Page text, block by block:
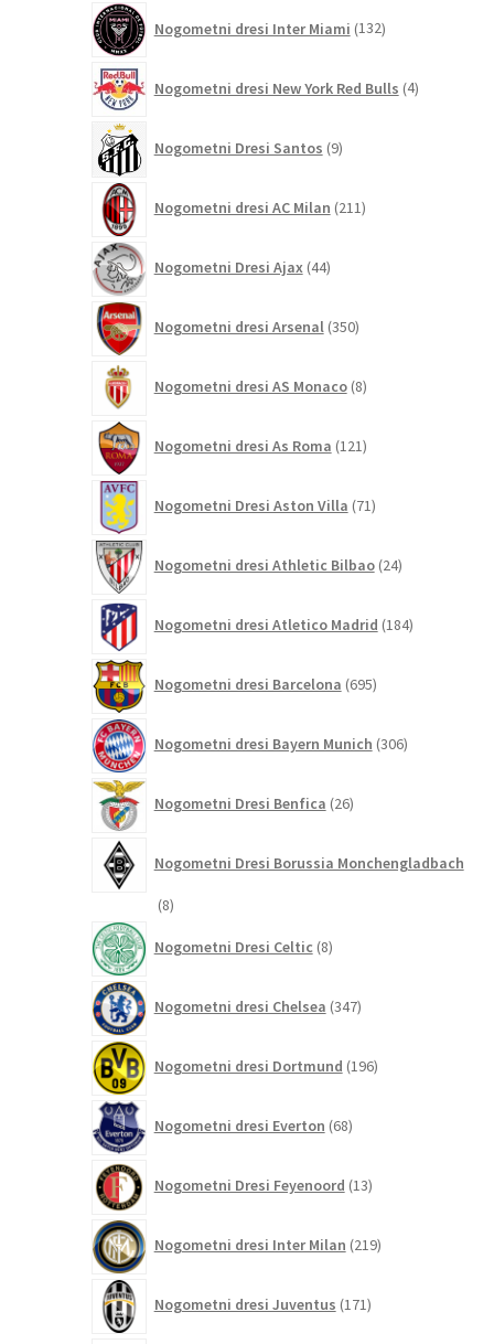
Nogometni dresi Inter Miami 132izdelkov
Nogometni dresi New York Red Bulls 4izdelki
Nogometni Dresi Santos 9izdelkov
Nogometni dresi AC Milan 211izdelkov
Nogometni Dresi Ajax 44izdelkov
Nogometni dresi Arsenal 350izdelkov
Nogometni dresi AS Monaco 8izdelkov
Nogometni dresi As Roma 121izdelkov
Nogometni Dresi Aston Villa 71izdelkov
Nogometni dresi Athletic Bilbao 24izdelkov
Nogometni dresi Atletico Madrid 184izdelkov
Nogometni dresi Barcelona 695izdelkov
Nogometni dresi Bayern Munich 306izdelkov
Nogometni Dresi Benfica 26izdelkov
Nogometni Dresi Borussia Monchengladbach
88
Nogometni Dresi Celtic 8izdelkov
Nogometni dresi Chelsea 347izdelkov
Nogometni dresi Dortmund 196izdelkov
Nogometni dresi Everton 68izdelkov
Nogometni Dresi Feyenoord 13izdelkov
Nogometni dresi Inter Milan 219izdelkov
Nogometni dresi Juventus 171izdelkov